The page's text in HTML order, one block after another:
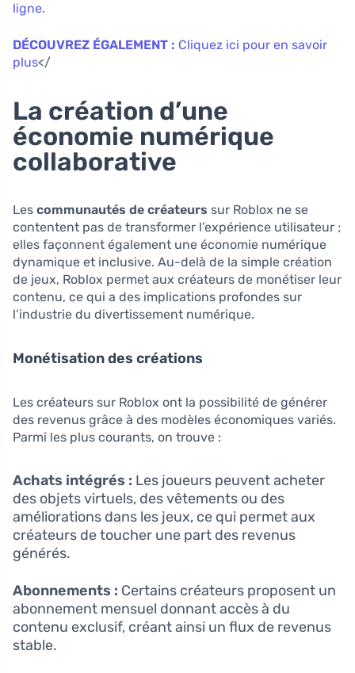
ligne.
DÉCOUVREZ ÉGALEMENT : Cliquez ici pour en savoir
plus</
La création d’une
économie numérique
collaborative
Les communautés de créateurs sur Roblox ne se
contentent pas de transformer l’expérience utilisateur ;
elles façonnent également une économie numérique
dynamique et inclusive. Au-delà de la simple création
de jeux, Roblox permet aux créateurs de monétiser leur
contenu, ce qui a des implications profondes sur
l’industrie du divertissement numérique.
Monétisation des créations
Les créateurs sur Roblox ont la possibilité de générer
des revenus grâce à des modèles économiques variés.
Parmi les plus courants, on trouve :
Achats intégrés : Les joueurs peuvent acheter
des objets virtuels, des vêtements ou des
améliorations dans les jeux, ce qui permet aux
créateurs de toucher une part des revenus
générés.
Abonnements : Certains créateurs proposent un
abonnement mensuel donnant accès à du
contenu exclusif, créant ainsi un flux de revenus
stable.